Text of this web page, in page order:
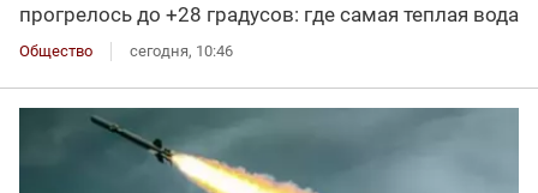
прогрелось до +28 градусов: где самая теплая вода
Общество сегодня, 10:46